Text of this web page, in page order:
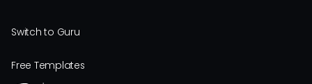
Switch to Guru
Free Templates